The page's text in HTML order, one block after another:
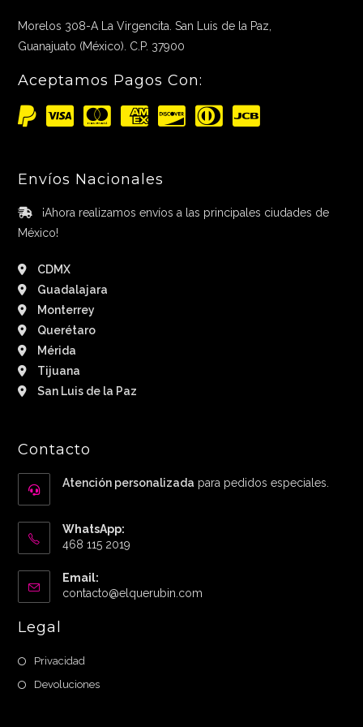
Morelos 308-A La Virgencita. San Luis de la Paz,
Guanajuato (México). C.P. 37900
Aceptamos Pagos Con:
Envíos Nacionales
¡Ahora realizamos envíos a las principales ciudades de
México!
CDMX
Guadalajara
Monterrey
Querétaro
Mérida
Tijuana
San Luis de la Paz
Contacto
Atención personalizada para pedidos especiales.
WhatsApp:
468 115 2019
Email:
contacto@elquerubin.com
Legal
Privacidad
Devoluciones